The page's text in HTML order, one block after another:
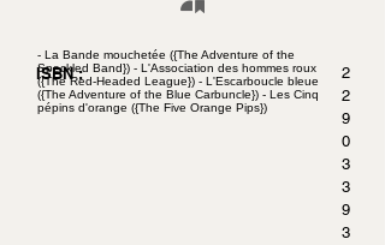
ISBN :
2
2
9
0
3
3
9
3
- La Bande mouchetée ({The Adventure of the
Speckled Band}) - L'Association des hommes roux
({The Red-Headed League}) - L'Escarboucle bleue
({The Adventure of the Blue Carbuncle}) - Les Cinq
pépins d'orange ({The Five Orange Pips})